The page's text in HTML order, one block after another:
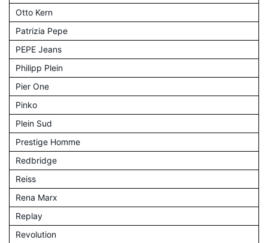
Otto Kern
Patrizia Pepe
PEPE Jeans
Philipp Plein
Pier One
Pinko
Plein Sud
Prestige Homme
Redbridge
Reiss
Rena Marx
Replay
Revolution